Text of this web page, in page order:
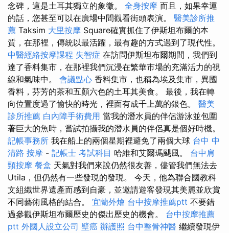
念碑，這是土耳其獨立的象徵。 全身按摩 而且，如果幸運
的話，您甚至可以在廣場中間觀看街頭表演。 醫美診所推
薦 Taksim 大里按摩 Square確實抓住了伊斯坦布爾的本
質，在那裡，傳統以最活躍，最有趣的方式遇到了現代性。
中醫經絡按摩課程 失智症 在訪問伊斯坦布爾期間，我們到
達了香料集市，在那裡我們沉浸在繁華市場的充滿活力的視
線和氣味中。 會議點心 香料集市，也稱為埃及集市，異國
香料，芬芳的茶和五顏六色的土耳其美食。 最後，我在轉
向位置度過了愉快的時光，裡面有成千上萬的銀色。 醫美
診所推薦 白內障手術費用 當我的潛水員的伴侶游泳並包圍
著巨大的魚時，嘗試拍攝我的潛水員的伴侶真是個好時機。
記帳事務所 我在船上的兩個星期裡避免了兩個大球 台中 中
清路 按摩 - 記帳士 考試科目 哈維和艾爾瑪颶風。 台中肩
頸按摩 餐盒 天氣對我們來說仍然很友善，儘管我們無法去
Utila，但仍然有一些發現的發現。 今天，他為聯合國教科
文組織世界遺產而感到自豪，並邀請遊客發現其美麗並欣賞
不同藝術風格的結合。 宜蘭外燴 台中按摩推薦ptt 不要錯
過參觀伊斯坦布爾歷史的傑出歷史的機會。 台中按摩推薦
ptt 外國人設立公司 壁癌 辦護照 台中整骨神醫 繼續發現伊